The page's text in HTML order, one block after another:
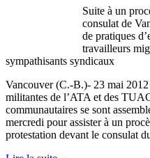
Suite à un
consulat de
de pratiques
travailleurs
sympathisants syndicaux
Vancouver (C.-B.)- 23 mai
militantes de l’ATA et des
communautaires se sont
mercredi pour assister à un
protestation devant le consulat